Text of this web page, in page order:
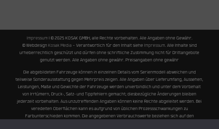
Impressum I © 2025 KOSAK GMBH, alle Rechte vorbehalten. Alle Angaben ohne Gewähr.
© Webdesign Kosak Media – Verantwortlich für den Inhalt siehe Impressum . Alle Inhalte sind
urheberrechtlich geschützt und dürfen ohne schriftliche Zustimmung nicht für Drittangebote
genutzt werden. Alle Angaben ohne gewähr. Preisangaben ohne gewähr
Die abgebildeten Fahrzeuge können in einzelnen Details vom Serienmodell abweichen und
teilweise Sonderausstattung gegen Mehrpreis zeigen. Alle Angaben über Lieferumfang, Aussehen,
Leistungen, Maße und Gewichte der Fahrzeuge werden unverbindlich und unter dem Vorbehalt
von Irrtümern, Druck-, Satz- und Tippfehlern gemacht; diesbezügliche Änderungen bleiben
jederzeit vorbehalten. Aus unzutreffenden Angaben können keine Rechte abgeleitet werden. Bei
veredelten Oberflächen kann es aufgrund von üblichen Prozessschwankungen zu
Farbunterschieden kommen. Die angegebenen Verbrauchswerte beziehen sich auf den